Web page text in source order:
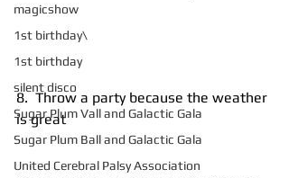
magicshow
1st birthday\
1st birthday
silent disco
Sugar Plum Vall and Galactic Gala
Sugar Plum Ball and Galactic Gala
United Cerebral Palsy Association
8.  Throw a party because the weather
is great